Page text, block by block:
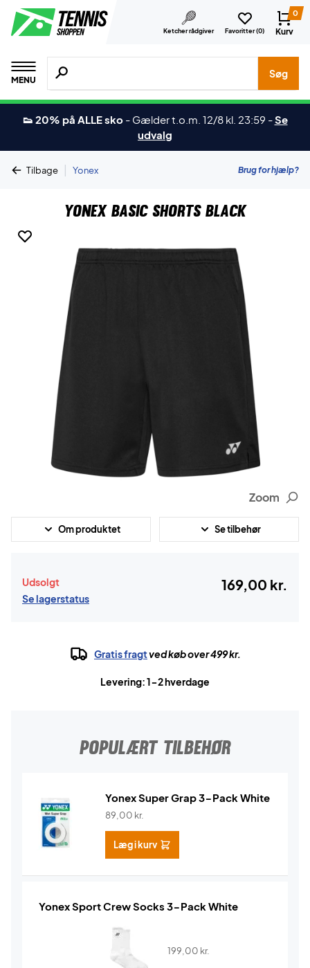
Ketcher rådgiver Favoritter (0)
0
Kurv
MENU
Søg efter produkter, mærker etc.
Søg
👟 20% på ALLE sko - Gælder t.o.m. 12/8 kl. 23:59 -Se
udvalg
Tilbage | Yonex Brug for hjælp?
Yonex Basic Shorts Black
Zoom
Om produktet Se tilbehør
Udsolgt
Se lagerstatus
169,00 kr.
Gratis fragtved køb over 499 kr.
Levering: 1-2 hverdage
POPULÆRT TILBEHØR
Yonex Super Grap 3-Pack White
89,00 kr.
Læg i kurv
Yonex Sport Crew Socks 3-Pack White
199,00 kr.